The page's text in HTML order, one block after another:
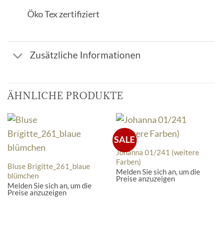
Öko Tex zertifiziert
Zusätzliche Informationen
ÄHNLICHE PRODUKTE
Bluse Brigitte_261_blaue
blümchen
Melden Sie sich an, um die
Preise anzuzeigen
SALE
Johanna 01/241 (weitere
Farben)
Melden Sie sich an, um die
Preise anzuzeigen